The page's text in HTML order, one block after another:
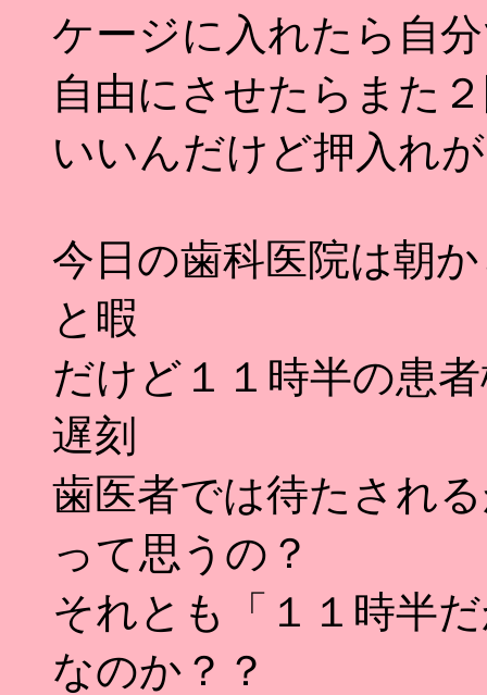
ケージに入れたら自
自由にさせたらまた
いいんだけど押入れ
今日の歯科医院は朝
と暇
だけど１１時半の患
遅刻
歯医者では待たされ
って思うの？
それとも「１１時半
なのか？？